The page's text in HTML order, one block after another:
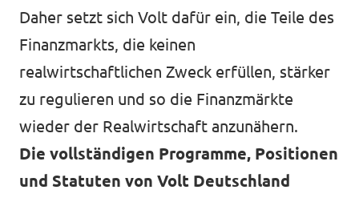
Daher setzt sich Volt dafür ein, die Teile des
Finanzmarkts, die keinen
realwirtschaftlichen Zweck erfüllen, stärker
zu regulieren und so die Finanzmärkte
wieder der Realwirtschaft anzunähern.
Die vollständigen Programme, Positionen
und Statuten von Volt Deutschland